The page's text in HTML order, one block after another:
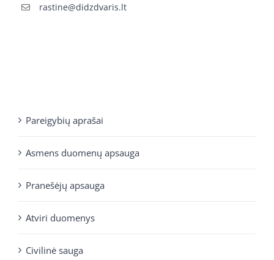
rastine@didzdvaris.lt
Pareigybių aprašai
Asmens duomenų apsauga
Pranešėjų apsauga
Atviri duomenys
Civilinė sauga